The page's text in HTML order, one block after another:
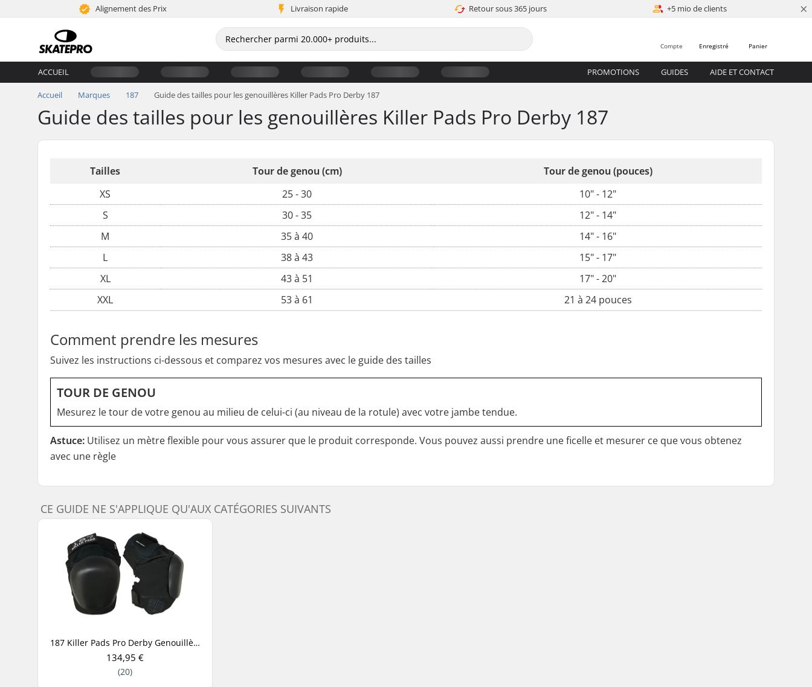
Alignement des Prix Livraison rapide Retour sous 365 jours +5 mio de clients ×
Panier
Enregistré
Compte
ACCUEIL PROMOTIONS GUIDES AIDE ET CONTACT
Accueil Marques 187 Guide des tailles pour les genouillères Killer Pads Pro Derby 187
Guide des tailles pour les genouillères Killer Pads Pro Derby 187
Tailles Tour de genou (cm)
Tour de genou (pouces)
XS
25 - 30
10" - 12"
S
30 - 35
12" - 14"
M
35 à 40
14" - 16"
L
38 à 43
15" - 17"
XL
43 à 51
17" - 20"
XXL
53 à 61 21 à 24 pouces
Comment prendre les mesures
Suivez les instructions ci-dessous et comparez vos mesures avec le guide des tailles
TOUR DE GENOU
Mesurez le tour de votre genou au milieu de celui-ci (au niveau de la rotule) avec votre jambe tendue.
Astuce: Utilisez un mètre flexible pour vous assurer que le produit corresponde. Vous pouvez aussi prendre une ficelle et mesurer ce que vous obtenez
avec une règle
CE GUIDE NE S'APPLIQUE QU'AUX CATÉGORIES SUIVANTS
187 Killer Pads Pro Derby Genouillères
134,95 €
(20)